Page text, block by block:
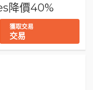
降價40%
獲取交易
交易